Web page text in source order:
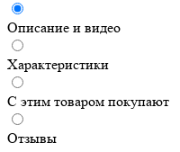
Описание и видео
Характеристики
С этим товаром покупают
Отзывы